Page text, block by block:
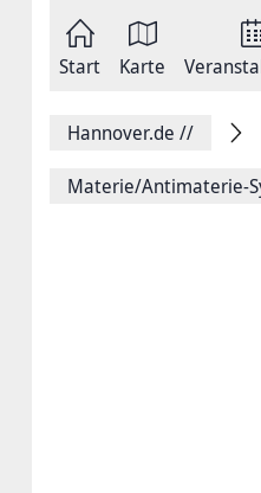
springen
Start Karte
FacebookHannover.de //
Materie/Antimaterie-